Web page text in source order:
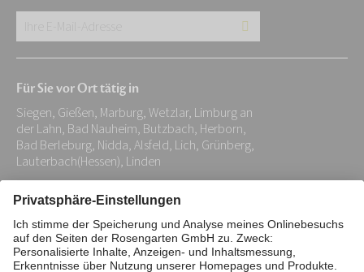
E-
Adresse:
*
Für Sie vor Ort tätig in
Siegen, Gießen, Marburg, Wetzlar, Limburg an
der Lahn, Bad Nauheim, Butzbach, Herborn,
Bad Berleburg, Nidda, Alsfeld, Lich, Grünberg,
Lauterbach(Hessen), Linden
Impressum Datenschutz
Stiftung
Interne Meldestelle
Zahlungsmittel